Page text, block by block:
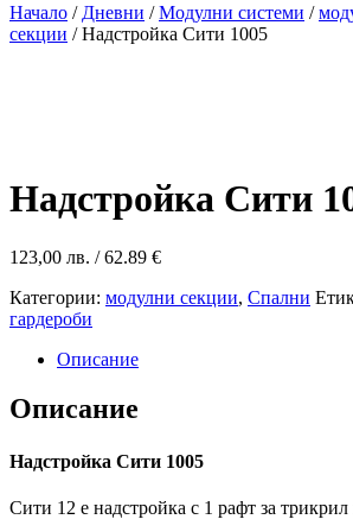
Начало / Дневни /Модулни системи /
секции / Надстройка Сити 1005
Надстройка Сити
123,00 лв. / 62.89 €
Категории: модулни секции, Спални
гардероби
Описание
Описание
Надстройка Сити 1005
Сити 12 е надстройка с 1 рафт за трикрил